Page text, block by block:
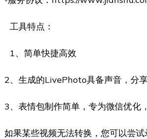
工具特点：
1、简单快捷高效
2、生成的LivePhoto具备声音，分
3、表情包制作简单，专为微信优化
如果某些视频无法转换，您可以尝